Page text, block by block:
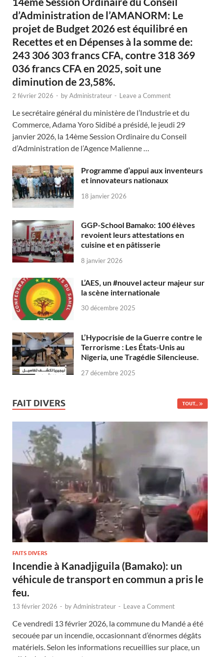
d’Administration de l’AMANORM: Le
projet de Budget 2026 est équilibré en
Recettes et en Dépenses à la somme de:
243 306 303 francs CFA, contre 318 369
036 francs CFA en 2025, soit une
diminution de 23,58%.
2 février 2026 - byAdministrateur - Leave a Comment
Le secrétaire général du ministère de l’Industrie et du
Commerce, Adama Yoro Sidibé a présidé, le jeudi 29
janvier 2026, la 14ème Session Ordinaire du Conseil
d’Administration de l’Agence Malienne …
Programme d’appui aux inventeurs
et innovateurs nationaux
18 janvier 2026
GGP-School Bamako: 100 élèves
revoient leurs attestations en
cuisine et en pâtisserie
8 janvier 2026
L’AES, un #nouvel acteur majeur sur
la scène internationale
30 décembre 2025
L’Hypocrisie de la Guerre contre le
Terrorisme : Les États-Unis au
Nigeria, une Tragédie Silencieuse.
27 décembre 2025
FAIT DIVERS TOUT...
FAITS DIVERS
Incendie à Kanadjiguila (Bamako): un
véhicule de transport en commun a pris le
feu.
13 février 2026 - byAdministrateur - Leave a Comment
Ce vendredi 13 février 2026, la commune du Mandé a été
secouée par un incendie, occasionnant d’énormes dégâts
matériels. Selon les informations recueillies sur place, un